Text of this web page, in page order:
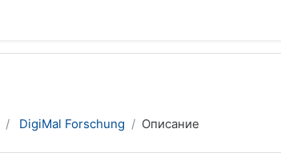
DigiMal Forschung Описание